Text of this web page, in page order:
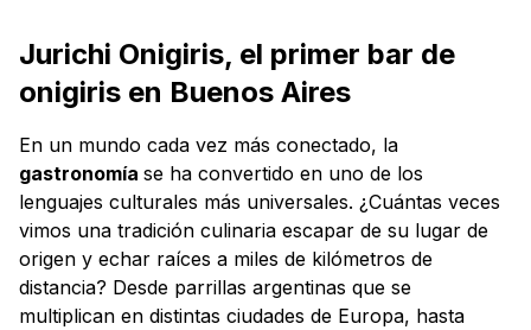
Jurichi Onigiris, el primer bar de
onigiris en Buenos Aires
En un mundo cada vez más conectado, la
gastronomía se ha convertido en uno de los
lenguajes culturales más universales. ¿Cuántas veces
vimos una tradición culinaria escapar de su lugar de
origen y echar raíces a miles de kilómetros de
distancia? Desde parrillas argentinas que se
multiplican en distintas ciudades de Europa, hasta